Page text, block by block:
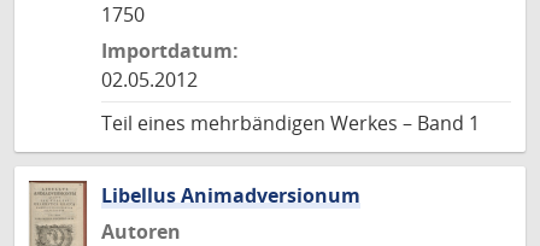
1750
Importdatum:
02.05.2012
Teil eines mehrbändigen Werkes – Band 1
Libellus Animadversionum
Autoren